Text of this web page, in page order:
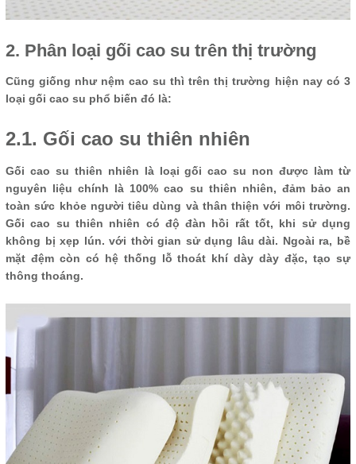
2. Phân loại gối cao su trên thị trường
Cũng giống như nệm cao su thì trên thị trường hiện nay có 3
loại gối cao su phổ biến đó là:
2.1. Gối cao su thiên nhiên
Gối cao su thiên nhiên là loại gối cao su non được làm từ
nguyên liệu chính là 100% cao su thiên nhiên, đảm bảo an
toàn sức khỏe người tiêu dùng và thân thiện với môi trường.
Gối cao su thiên nhiên có độ đàn hồi rất tốt, khi sử dụng
không bị xẹp lún. với thời gian sử dụng lâu dài. Ngoài ra, bề
mặt đệm còn có hệ thống lỗ thoát khí dày dày đặc, tạo sự
thông thoáng.